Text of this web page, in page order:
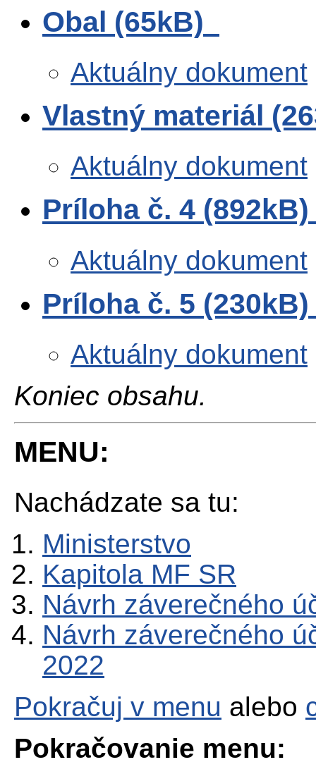
Obal (65kB)
Aktuálny dokument
Vlastný materiál
Aktuálny dokument
Príloha č. 4 (892kB)
Aktuálny dokument
Príloha č. 5 (230kB)
Aktuálny dokument
Koniec obsahu.
MENU:
Nachádzate sa tu:
Ministerstvo
Kapitola MF SR
Návrh záverečného
Návrh záverečného
2022
Pokračuj v menu alebo
Pokračovanie menu: